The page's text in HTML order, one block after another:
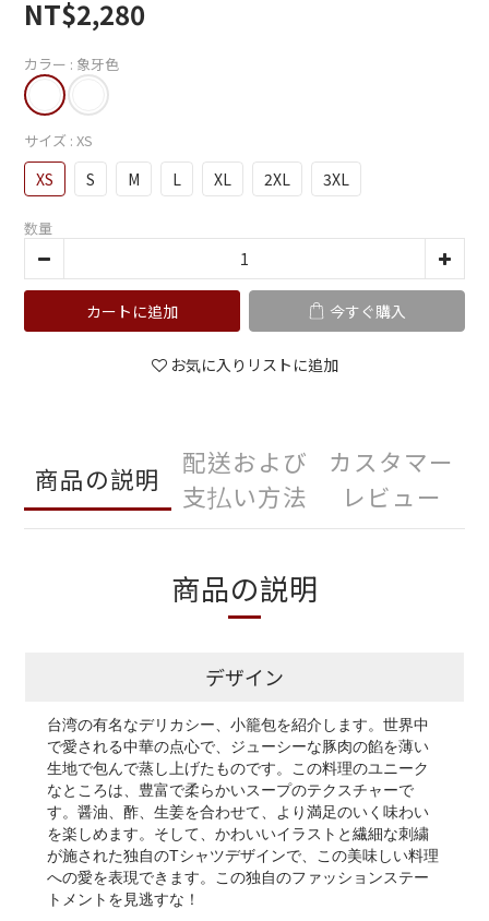
NT$2,280
カラー : 象牙色
サイズ : XS
XS S M L XL 2XL 3XL
数量
カートに追加 今すぐ購入
お気に入りリストに追加
商品の説明
配送および
支払い方法
カスタマー
レビュー
商品の説明
デザイン
台湾の有名なデリカシー、小籠包を紹介します。世界中
で愛される中華の点心で、ジューシーな豚肉の餡を薄い
生地で包んで蒸し上げたものです。この料理のユニーク
なところは、豊富で柔らかいスープのテクスチャーで
す。醤油、酢、生姜を合わせて、より満足のいく味わい
を楽しめます。そして、かわいいイラストと繊細な刺繍
が施された独自のTシャツデザインで、この美味しい料理
への愛を表現できます。この独自のファッションステー
トメントを見逃すな！